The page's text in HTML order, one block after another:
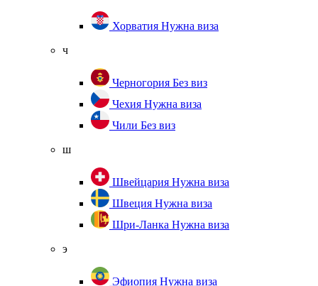
Хорватия Нужна виза
ч
Черногория Без виз
Чехия Нужна виза
Чили Без виз
ш
Швейцария Нужна виза
Швеция Нужна виза
Шри-Ланка Нужна виза
э
Эфиопия Нужна виза